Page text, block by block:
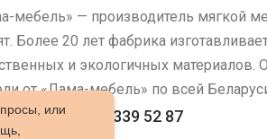
или
мебель» — производитель мягкой
Более 20 лет фабрика
и экологичных материалов.
от «Лама-мебель» по всей
8 029 339 52 87